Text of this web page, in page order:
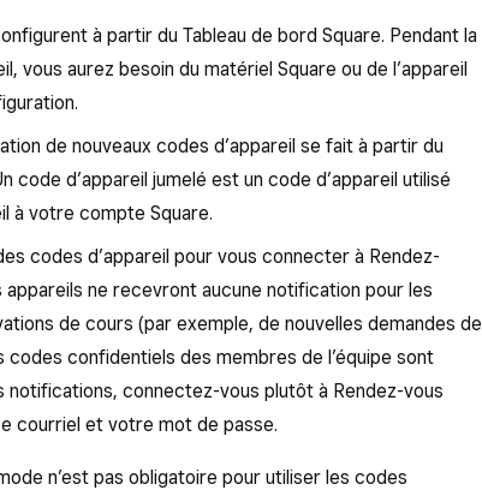
à partir du Tableau de bord Square. Pendant la
vous aurez besoin du matériel Square ou de l’appareil
de nouveaux codes d’appareil se fait à partir du
code d’appareil jumelé est un code d’appareil utilisé
à votre compte Square.
codes d’appareil pour vous connecter à Rendez-
ne recevront aucune notification pour les
de cours (par exemple, de nouvelles demandes de
codes confidentiels des membres de l’équipe sont
connectez-vous plutôt à Rendez-vous
courriel et votre mot de passe.
n’est pas obligatoire pour utiliser les codes